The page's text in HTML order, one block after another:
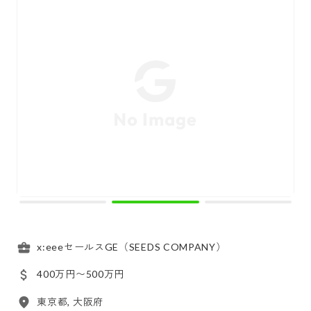
x:eeeセールスGE（SEEDS COMPANY）
400万円〜500万円
東京都, 大阪府